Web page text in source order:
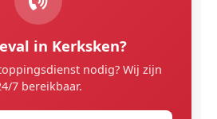
in Kerksken?
nodig? Wij zijn
7 bereikbaar.